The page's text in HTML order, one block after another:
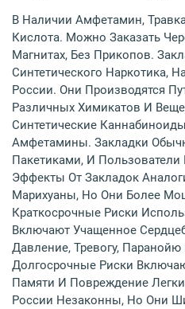
В Наличии Амфетамин,
Кислота. Можно Заказать
Магнитах, Без Прикопов.
Синтетического Наркотика,
России. Они Производятся
Различных Химикатов И
Синтетические
Амфетамины. Закладки
Пакетиками, И Пользователи
Эффекты От Закладок
Марихуаны, Но Они Более
Краткосрочные Риски
Включают Учащенное
Давление, Тревогу,
Долгосрочные Риски
Памяти И Повреждение
России Незаконны, Но Они